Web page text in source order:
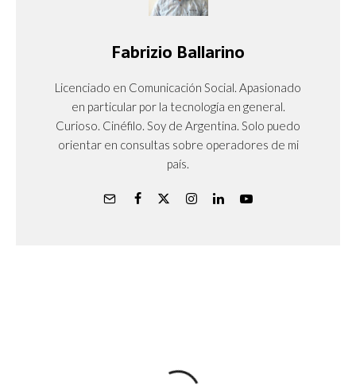
Fabrizio Ballarino
Licenciado en Comunicación Social. Apasionado
en particular por la tecnología en general.
Curioso. Cinéfilo. Soy de Argentina. Solo puedo
orientar en consultas sobre operadores de mi
país.